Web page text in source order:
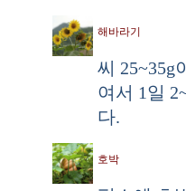
해바라기
씨 25~35g
여서 1일
다.
호박